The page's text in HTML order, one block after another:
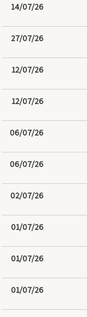
14/07/26
27/07/26
12/07/26
12/07/26
06/07/26
06/07/26
02/07/26
01/07/26
01/07/26
01/07/26